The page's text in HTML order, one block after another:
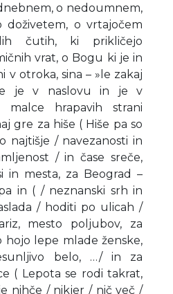
o nedoumnem,
o vrtajočem
čutih, ki prikličejo
vrat, o Bogu ki je in
v otroka, sina – »le zakaj
je v naslovu in je v
hrapavih strani
gre za hiše ( Hiše pa so
najtišje / navezanosti in
/ in čase sreče,
in mesta, za Beograd –
in ( / neznanski srh in
/ hoditi po ulicah /
mesto poljubov, za
hojo lepe mlade ženske,
belo, …/ in za
( Lepota se rodi takrat,
nihče / nikjer / nič več /